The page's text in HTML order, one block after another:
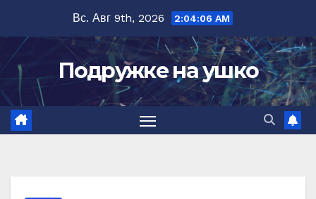
содержимому
Вс. Авг 9th, 2026 2:04:07 AM
Подружке на ушко